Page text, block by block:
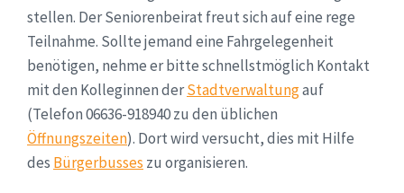
stellen. Der Seniorenbeirat freut sich auf eine rege
Teilnahme. Sollte jemand eine Fahrgelegenheit
benötigen, nehme er bitte schnellstmöglich Kontakt
mit den Kolleginnen derStadtverwaltungauf
(Telefon 06636-918940 zu den üblichen
Öffnungszeiten). Dort wird versucht, dies mit Hilfe
des Bürgerbusses zu organisieren.